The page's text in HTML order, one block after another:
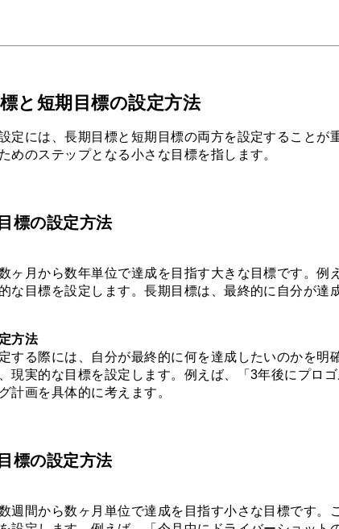
と短期目標の設定方法
定には、長期目標と短期目標の両方を設定すること
めのステップとなる小さな目標を指します。
標の設定方法
ヶ月から数年単位で達成を目指す大きな目標です。
な目標を設定します。長期目標は、最終的に自分が
方法
する際には、自分が最終的に何を達成したいのかを
現実的な目標を設定します。例えば、「3年後にプロ
計画を具体的に考えます。
標の設定方法
週間から数ヶ月単位で達成を目指す小さな目標です